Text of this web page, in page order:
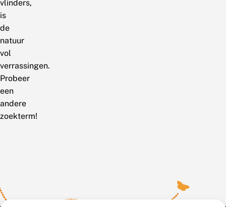
vlinders,
is
de
natuur
vol
verrassingen.
Probeer
een
andere
zoekterm!